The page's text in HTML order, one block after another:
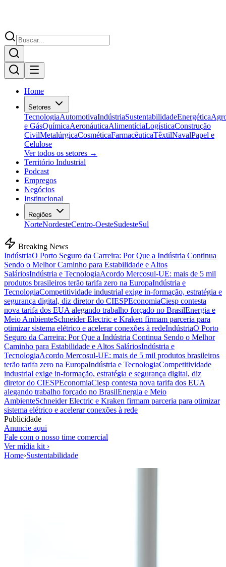
Home
Setores
TecnologiaAutomotivaIndústriaSustentabilidadeEnergética
e GásQuímicaAeronáuticaAlimentíciaLogísticaConstrução
CivilMetalúrgicaCosméticaFarmacêuticaTêxtilNavalPapel e
Celulose
Ver todos os setores →
Território Industrial
Podcast
Empregos
Negócios
Institucional
Regiões
NorteNordesteCentro-OesteSudesteSul
Breaking News
IndústriaO Porto Seguro da Carreira: Por Que a Indústria Continua
Sendo o Melhor Caminho para Estabilidade e Altos
SaláriosIndústria e TecnologiaAcordo Mercosul-UE: mais de 5 mil
produtos brasileiros terão tarifa zero na EuropaIndústria e
TecnologiaCompetitividade industrial exige in-formação, estratégia e
segurança digital, diz diretor do CIESPEconomiaCiesp contesta
nova tarifa dos EUA alegando trabalho forçado no BrasilEnergia e
Meio AmbienteSchneider Electric e Kraken firmam parceria para
otimizar sistema elétrico e acelerar conexões à redeIndústriaO Porto
Seguro da Carreira: Por Que a Indústria Continua Sendo o Melhor
Caminho para Estabilidade e Altos SaláriosIndústria e
TecnologiaAcordo Mercosul-UE: mais de 5 mil produtos brasileiros
terão tarifa zero na EuropaIndústria e TecnologiaCompetitividade
industrial exige in-formação, estratégia e segurança digital, diz
diretor do CIESPEconomiaCiesp contesta nova tarifa dos EUA
alegando trabalho forçado no BrasilEnergia e Meio
AmbienteSchneider Electric e Kraken firmam parceria para otimizar
sistema elétrico e acelerar conexões à rede
Publicidade
Anuncie aqui
Fale com o nosso time comercial
Ver mídia kit ›
Home›Sustentabilidade